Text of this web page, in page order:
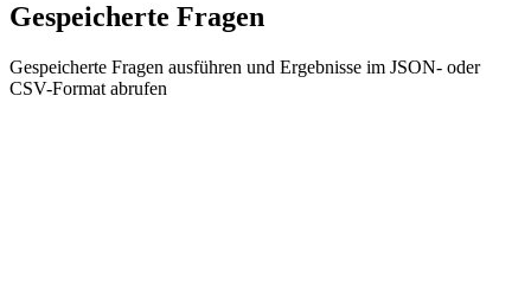
Gespeicherte Fragen
Gespeicherte Fragen ausführen und Ergebnisse im JSON- oder
CSV-Format abrufen